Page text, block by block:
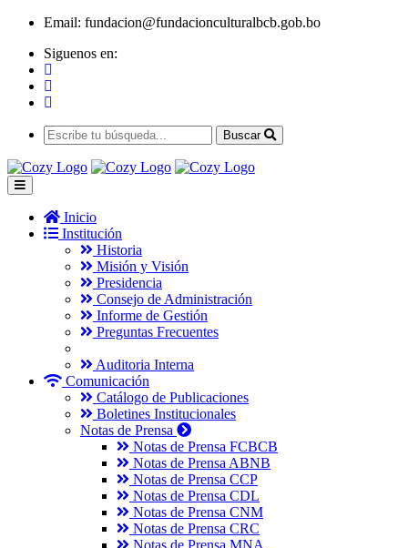
Email: fundacion@fundacionculturalbcb.gob.bo
Siguenos en:
Buscar
Inicio
Institución
Historia
Misión y Visión
Presidencia
Consejo de Administración
Informe de Gestión
Preguntas Frecuentes
Auditoria Interna
Comunicación
Catálogo de Publicaciones
Boletines Institucionales
Notas de Prensa
Notas de Prensa FCBCB
Notas de Prensa ABNB
Notas de Prensa CCP
Notas de Prensa CDL
Notas de Prensa CNM
Notas de Prensa CRC
Notas de Prensa MNA